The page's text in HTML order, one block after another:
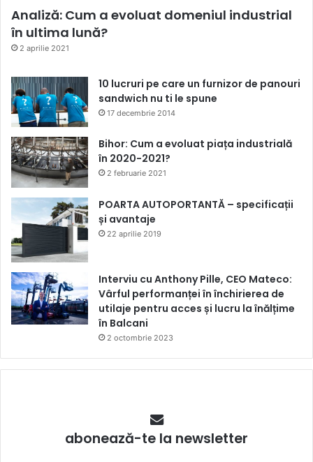
Analiză: Cum a evoluat domeniul industrial
în ultima lună?
2 aprilie 2021
10 lucruri pe care un furnizor de panouri
sandwich nu ti le spune
17 decembrie 2014
Bihor: Cum a evoluat piața industrială
în 2020-2021?
2 februarie 2021
POARTA AUTOPORTANTĂ – specificații
și avantaje
22 aprilie 2019
Interviu cu Anthony Pille, CEO Mateco:
Vârful performanței în închirierea de
utilaje pentru acces și lucru la înălțime
în Balcani
2 octombrie 2023
abonează-te la newsletter